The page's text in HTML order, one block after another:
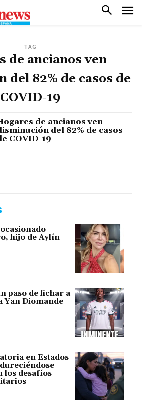
TAG
de ancianos ven
del 82% de casos de
COVID-19
de ancianos ven
del 82% de casos
COVID-19
hijo de Aylín
paso de fichar a
Yan Diomande
en Estados
los desafíos